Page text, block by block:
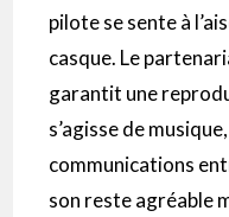
pilote se sente à
casque. Le
garantit une
s’agisse de
communications
son reste agréable